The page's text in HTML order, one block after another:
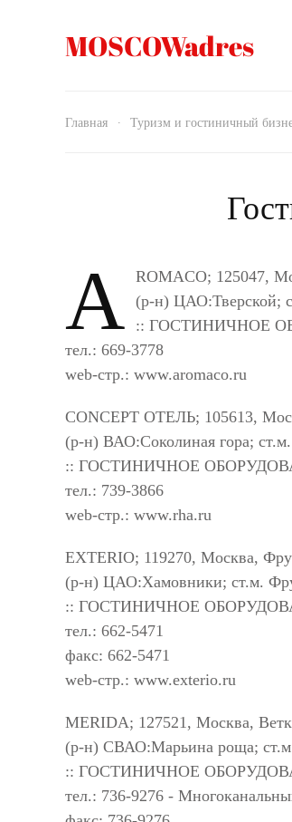
MOSCOWadres
Главная Туризм и гостиничный
A ROMACO; 125047,
(р-н) ЦАО:Тверской;
:: ГОСТИНИЧНОЕ
тел.: 669-3778
web-стр.: www.aromaco.ru
CONCEPT ОТЕЛЬ; 105613,
(р-н) ВАО:Соколиная гора;
:: ГОСТИНИЧНОЕ
тел.: 739-3866
web-стр.: www.rha.ru
EXTERIO; 119270, Москва,
(р-н) ЦАО:Хамовники; ст.м.
:: ГОСТИНИЧНОЕ
тел.: 662-5471
факс: 662-5471
web-стр.: www.exterio.ru
MERIDA; 127521, Москва,
(р-н) СВАО:Марьина роща;
:: ГОСТИНИЧНОЕ
тел.: 736-9276 -